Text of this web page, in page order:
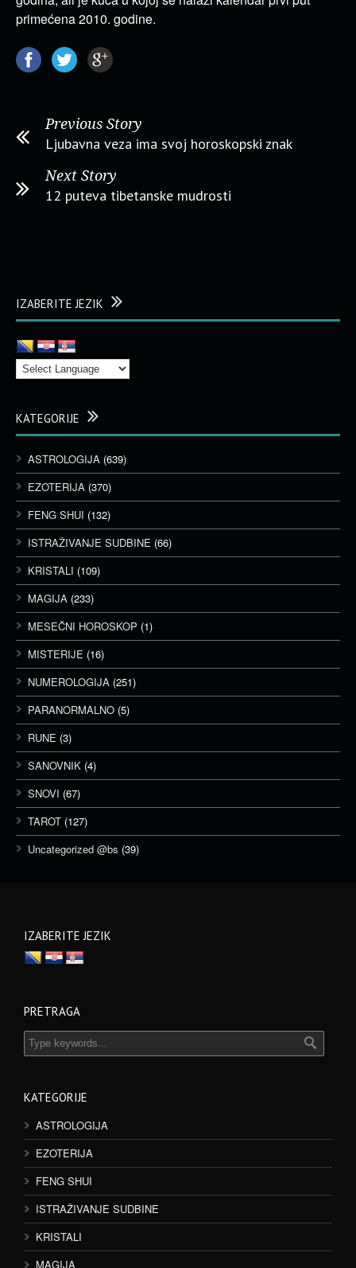
primećena 2010. godine.
Previous Story
Ljubavna veza ima svoj horoskopski znak
Next Story
12 puteva tibetanske mudrosti
IZABERITE JEZIK
KATEGORIJE
ASTROLOGIJA (639)
EZOTERIJA (370)
FENG SHUI (132)
ISTRAŽIVANJE SUDBINE (66)
KRISTALI (109)
MAGIJA (233)
MESEČNI HOROSKOP (1)
MISTERIJE (16)
NUMEROLOGIJA (251)
PARANORMALNO (5)
RUNE (3)
SANOVNIK (4)
SNOVI (67)
TAROT (127)
Uncategorized @bs (39)
IZABERITE JEZIK
PRETRAGA
KATEGORIJE
ASTROLOGIJA
EZOTERIJA
FENG SHUI
ISTRAŽIVANJE SUDBINE
KRISTALI
MAGIJA